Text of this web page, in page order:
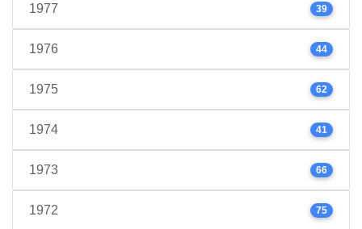
1977 39
1976 44
1975 62
1974 41
1973 66
1972 75